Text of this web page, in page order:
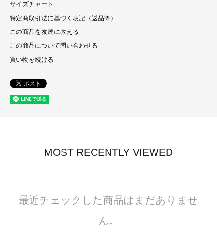
サイズチャート
特定商取引法に基づく表記（返品等）
この商品を友達に教える
この商品について問い合わせる
買い物を続ける
MOST RECENTLY VIEWED
最近チェックした商品はまだありませ
ん。